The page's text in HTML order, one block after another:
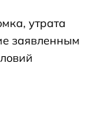
утрата
заявленным